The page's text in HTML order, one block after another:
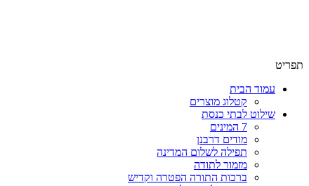
תפריט
עמוד הבית
קטלוג מוצרים
שילוט לבתי כנסת
7 המינים
מודים דרבנן
תפילה לשלום המדינה
מזמור לתודה
ברכות התורה הפטרה וקדיש